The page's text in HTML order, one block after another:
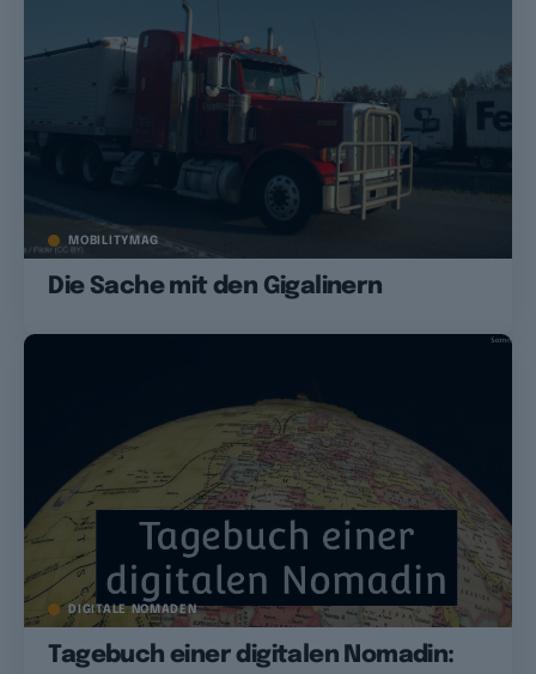
MOBILITYMAG
Die Sache mit den Gigalinern
DIGITALE NOMADEN
Tagebuch einer digitalen Nomadin: